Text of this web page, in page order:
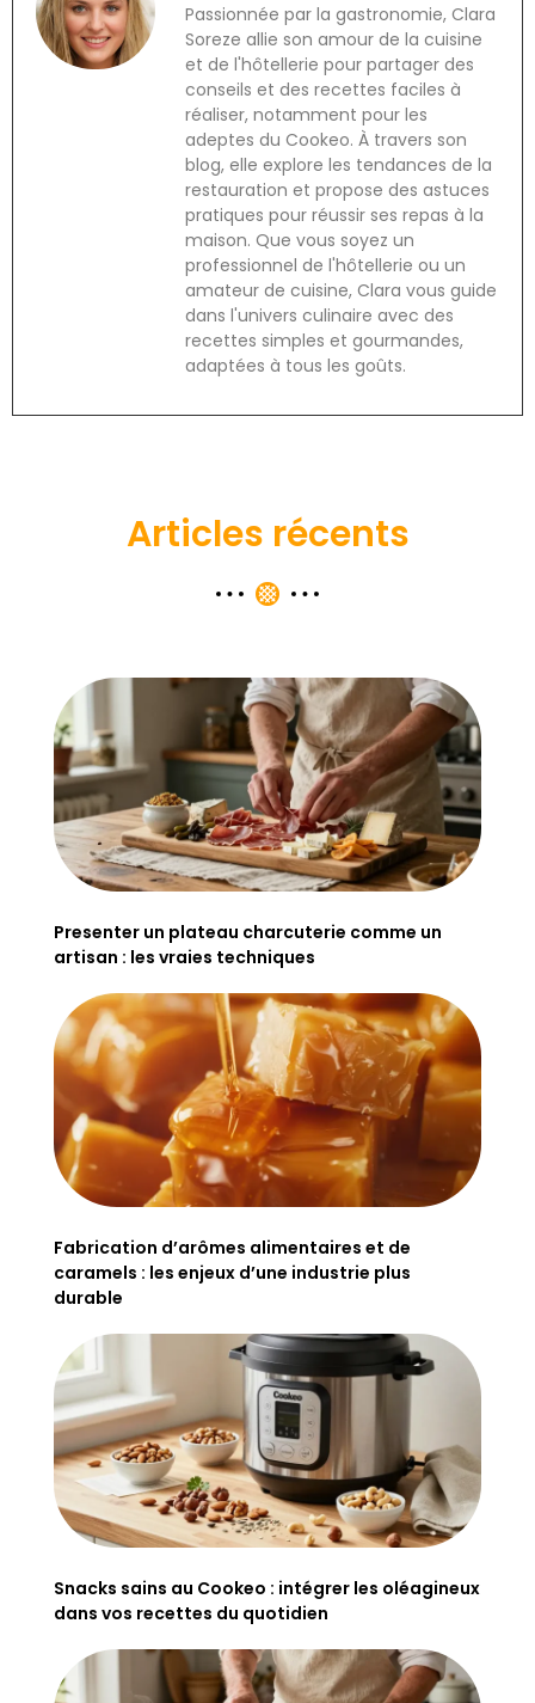
Passionnée par la gastronomie, Clara
Soreze allie son amour de la cuisine
et de l'hôtellerie pour partager des
conseils et des recettes faciles à
réaliser, notamment pour les
adeptes du Cookeo. À travers son
blog, elle explore les tendances de la
restauration et propose des astuces
pratiques pour réussir ses repas à la
maison. Que vous soyez un
professionnel de l'hôtellerie ou un
amateur de cuisine, Clara vous guide
dans l'univers culinaire avec des
recettes simples et gourmandes,
adaptées à tous les goûts.
Articles récents
Presenter un plateau charcuterie comme un
artisan : les vraies techniques
Fabrication d’arômes alimentaires et de
caramels : les enjeux d’une industrie plus
durable
Snacks sains au Cookeo : intégrer les oléagineux
dans vos recettes du quotidien